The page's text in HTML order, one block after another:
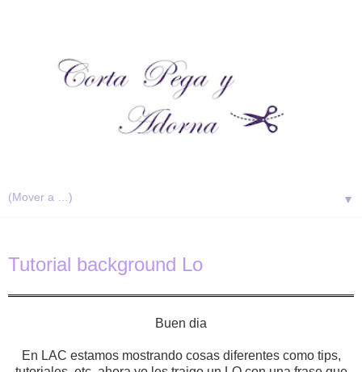
▼
Tutorial background Lo
Buen dia
En LAC estamos mostrando cosas diferentes como tips,